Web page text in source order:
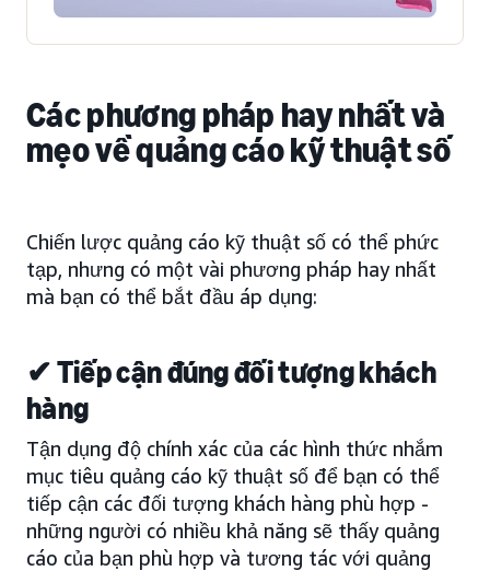
Các phương pháp hay nhất và
mẹo về quảng cáo kỹ thuật số
Chiến lược quảng cáo kỹ thuật số có thể phức
tạp, nhưng có một vài phương pháp hay nhất
mà bạn có thể bắt đầu áp dụng:
✔ Tiếp cận đúng đối tượng khách
hàng
Tận dụng độ chính xác của các hình thức nhắm
mục tiêu quảng cáo kỹ thuật số để bạn có thể
tiếp cận các đối tượng khách hàng phù hợp -
những người có nhiều khả năng sẽ thấy quảng
cáo của bạn phù hợp và tương tác với quảng